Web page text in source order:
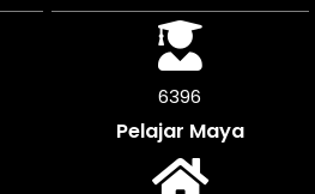
7482
Pelajar Maya